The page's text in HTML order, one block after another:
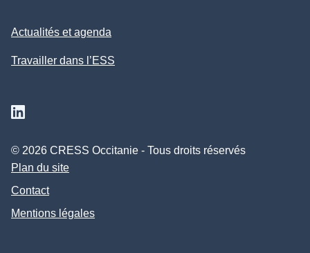
Actualités et agenda
Travailler dans l’ESS
© 2026 CRESS Occitanie - Tous droits réservés
Plan du site
Contact
Mentions légales